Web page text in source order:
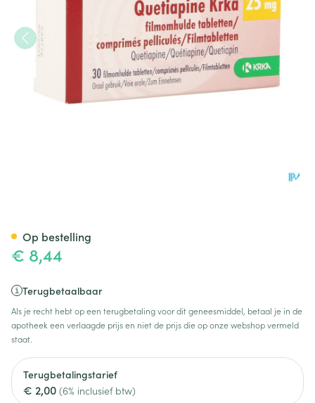
€ 8,44
Terugbetaalbaar
Als je recht hebt op een terugbetaling voor dit geneesmiddel, betaal je in de
apotheek een verlaagde prijs en niet de prijs die op onze webshop vermeld
staat.
Terugbetalingstarief
€ 2,00 (6% inclusief btw)
Op bestelling